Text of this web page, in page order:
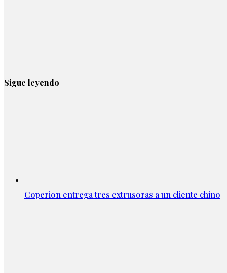
Sigue leyendo
Coperion entrega tres extrusoras a un cliente chino